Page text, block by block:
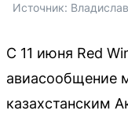
Источник:
С 11 июня Red
авиасообщение
казахстанским